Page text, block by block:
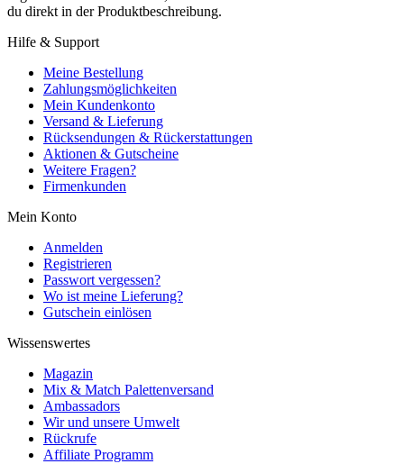
du direkt in der Produktbeschreibung.
Hilfe & Support
Meine Bestellung
Zahlungsmöglichkeiten
Mein Kundenkonto
Versand & Lieferung
Rücksendungen & Rückerstattungen
Aktionen & Gutscheine
Weitere Fragen?
Firmenkunden
Mein Konto
Anmelden
Registrieren
Passwort vergessen?
Wo ist meine Lieferung?
Gutschein einlösen
Wissenswertes
Magazin
Mix & Match Palettenversand
Ambassadors
Wir und unsere Umwelt
Rückrufe
Affiliate Programm